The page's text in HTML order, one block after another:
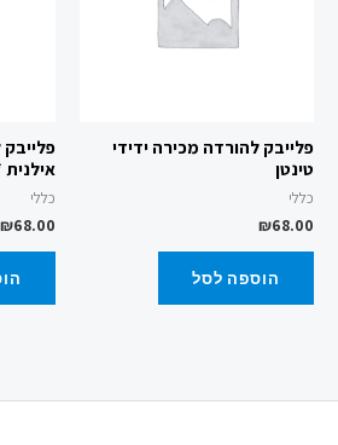
פלייבק להורדה מכירה ידידי
טינטן
כללי
₪68.00
הוספה לסל
אילנית
כללי
₪68.00